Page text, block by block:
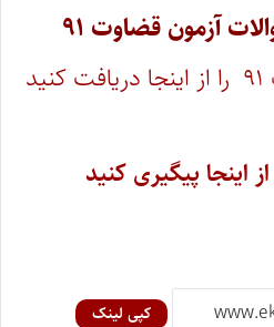
آزمون قضاوت ۹۱
اینجا پیگیری کنید
کپی لینک